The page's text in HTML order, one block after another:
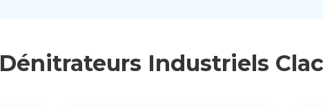
Dénitrateurs Industriels